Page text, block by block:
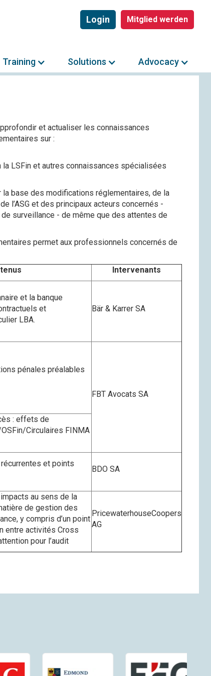
Mitglied werden
Login
Training Solutions Advocacy
et actualiser les connaissances
sur :
LSFin et autres connaissances spécialisées
base des modifications réglementaires, de la
l’ASG et des principaux acteurs concernés -
surveillance - de même que des attentes de
permet aux professionnels concernés de
Intervenants
et la banque
et
LBA.
Bär & Karrer SA
pénales préalables
FBT Avocats SA
: effets de
Circulaires FINMA
et points
BDO SA
au sens de la
de gestion des
y compris d’un point
entre activités Cross
pour l’audit
PricewaterhouseCoopers
AG